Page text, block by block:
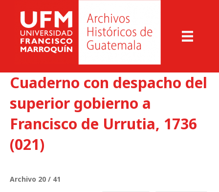
Cuaderno con despacho del
superior gobierno a
Francisco de Urrutia, 1736
(021)
Archivo 20 / 41